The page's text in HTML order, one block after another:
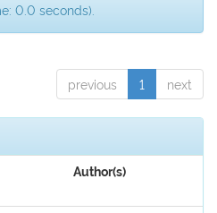
0.0 seconds).
previous 1 next
Author(s)